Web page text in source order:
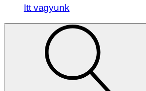
Itt vagyunk